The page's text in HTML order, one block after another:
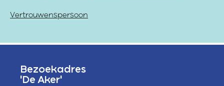
Vertrouwenspersoon
Bezoekadres
'De Aker'